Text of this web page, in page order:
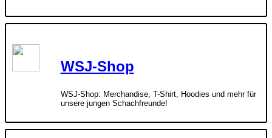
WSJ-Shop
WSJ-Shop: Merchandise, T-Shirt, Hoodies und mehr für
unsere jungen Schachfreunde!